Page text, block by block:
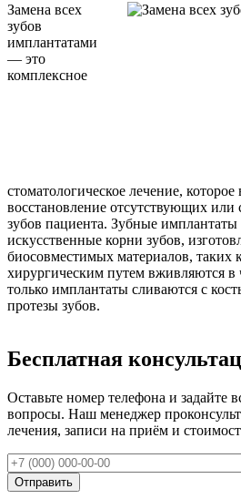
Замена всех
зубов
имплантатами
— это
комплексное
стоматологическое лечение,
восстановление отсутствующих
зубов пациента. Зубные имплантаты
искусственные корни зубов,
биосовместимых материалов, таких
хирургическим путем вживляются
только имплантаты сливаются с
протезы зубов.
Бесплатная
Оставьте номер телефона и задайте
вопросы. Наш менеджер
лечения, записи на приём и